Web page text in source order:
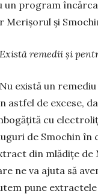
un program
Merișorul și
remedii și
există un
astfel de excese,
cu
de Smochin în
din mlădițe de
ne va ajuta să
pune